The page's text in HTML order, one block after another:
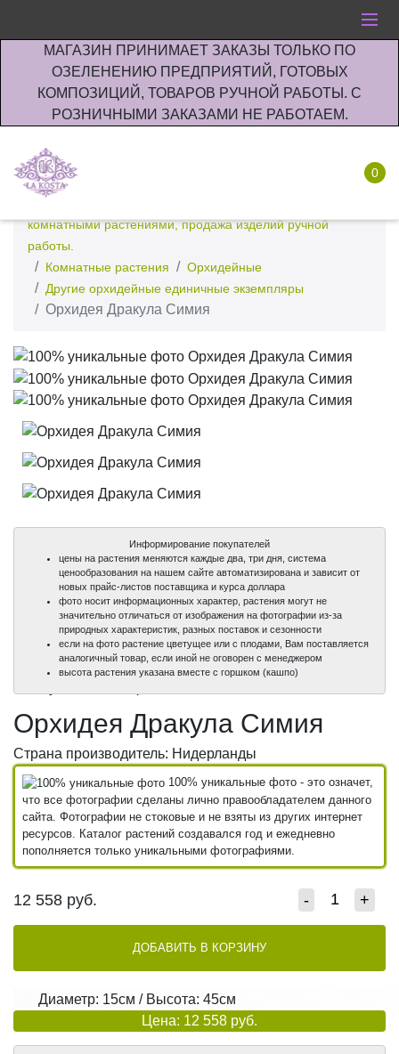
МАГАЗИН ПРИНИМАЕТ ЗАКАЗЫ ТОЛЬКО ПО
ОЗЕЛЕНЕНИЮ ПРЕДПРИЯТИЙ, ГОТОВЫХ
КОМПОЗИЦИЙ, ТОВАРОВ РУЧНОЙ РАБОТЫ. С
РОЗНИЧНЫМИ ЗАКАЗАМИ НЕ РАБОТАЕМ.
0
комнатными растениями, продажа изделий ручной
работы.
Комнатные растения
Орхидейные
Другие орхидейные единичные экземпляры
Орхидея Дракула Симия
100%
100%
100%
Информирование покупателей
цены на растения меняются каждые два, три дня, система
ценообразования на нашем сайте автоматизирована и зависит от
новых прайс-листов поставщика и курса доллара
фото носит информационных характер, растения могут не
значительно отличаться от изображения на фотографии из-за
природных характеристик, разных поставок и сезонности
если на фото растение цветущее или с плодами, Вам поставляется
аналогичный товар, если иной не оговорен с менеджером
высота растения указана вместе с горшком (кашпо)
Орхидея Дракула Симия
Страна производитель: Нидерланды
100% уникальные фото - это означет,
что все фотографии сделаны лично правообладателем данного
сайта. Фотографии не стоковые и не взяты из других интернет
ресурсов. Каталог растений создавался год и ежедневно
пополняется только уникальными фотографиями.
12 558 руб. - +
ДОБАВИТЬ В КОРЗИНУ
Диаметр: 15см / Высота: 45см
Цена: 12 558 руб.